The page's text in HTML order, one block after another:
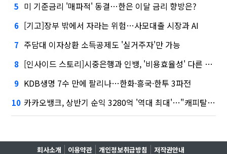
5 미 기준금리 '매파적' 동결…한은 이달 금리 향방은?
6 [기고]장부 밖에서 자라는 위험…사모대출 시장과 AI
7 주담대 이자상환 소득공제도 '실거주자'만 가능
8 [인사이드 스토리]시중은행과 인뱅, '비용효율성' 다른 잣대 왜?
9 KDB생명 7수 만에 팔리나…한화·흥국·한투 3파전
10 카카오뱅크, 상반기 순익 3280억 '역대 최대'…"캐피탈, 자산 1조원 이상"
회사소개 이용약관 개인정보취급방침 저작권안내